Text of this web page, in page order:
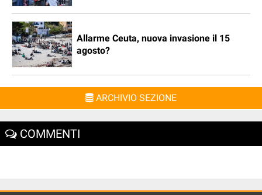
Allarme Ceuta, nuova invasione il 15
agosto?
ARCHIVIO SEZIONE
COMMENTI